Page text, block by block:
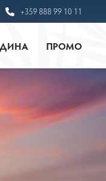
+359 888 99 10 11
ПРОМО